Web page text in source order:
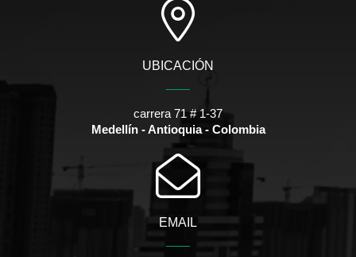
UBICACIÓN
carrera 71 # 1-37
Medellín - Antioquia - Colombia
EMAIL